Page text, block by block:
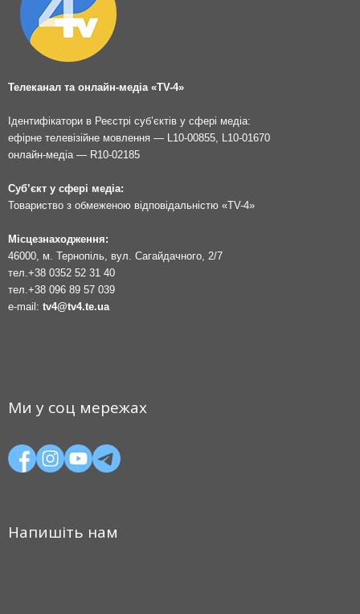
Телеканал та онлайн-медіа «TV-4»
Ідентифікатори в Реєстрі суб’єктів у сфері медіа:
ефірне телевізійне мовлення — L10-00855, L10-01670
онлайн-медіа — R10-02185
Суб’єкт у сфері медіа:
Товариство з обмеженою відповідальністю «TV-4»
Місцезнаходження:
46000, м. Тернопіль, вул. Сагайдачного, 2/7
тел. +38 0352 52 31 40
тел. +38 096 89 57 039
e-mail: tv4@tv4.te.ua
Ми у соц мережах
Напишіть нам